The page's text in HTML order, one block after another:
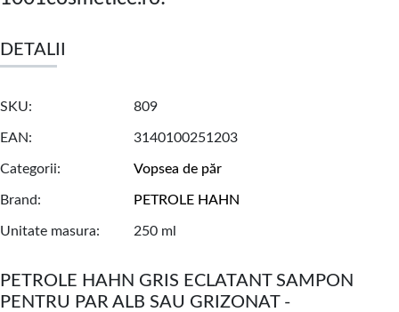
DETALII
SKU 809
EAN 3140100251203
Categorii Vopsea de păr
Brand PETROLE HAHN
Unitate masura 250 ml
PETROLE HAHN GRIS ECLATANT SAMPON
PENTRU PAR ALB SAU GRIZONAT -